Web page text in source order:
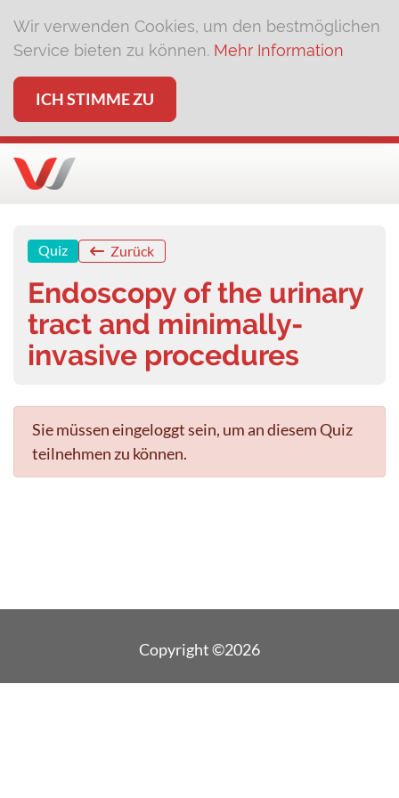
Wir verwenden Cookies, um den bestmöglichen
Service bieten zu können. Mehr Information
ICH STIMME ZU
Quiz Zurück
Endoscopy of the urinary
tract and minimally-
invasive procedures
Sie müssen eingeloggt sein, um an diesem Quiz
teilnehmen zu können.
Copyright ©2026